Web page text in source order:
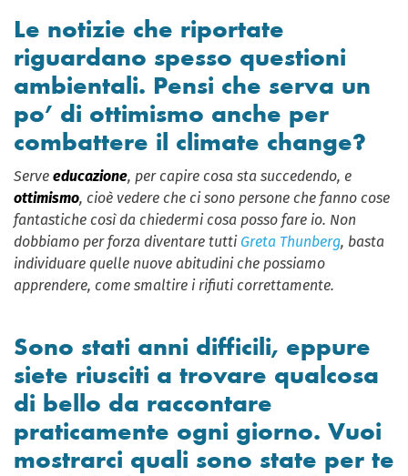
Le notizie che riportate
riguardano spesso questioni
ambientali. Pensi che serva un
po’ di ottimismo anche per
combattere il climate change?
Serve educazione, per capire cosa sta succedendo, e
ottimismo, cioè vedere che ci sono persone che fanno cose
fantastiche così da chiedermi cosa posso fare io. Non
dobbiamo per forza diventare tutti Greta Thunberg, basta
individuare quelle nuove abitudini che possiamo
apprendere, come smaltire i rifiuti correttamente.
Sono stati anni difficili, eppure
siete riusciti a trovare qualcosa
di bello da raccontare
praticamente ogni giorno. Vuoi
mostrarci quali sono state per te